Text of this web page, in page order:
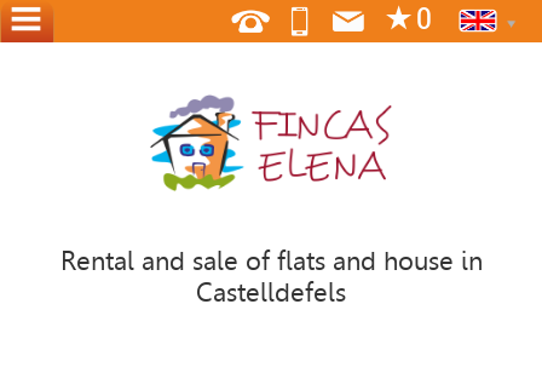
Rental and sale of flats and house in
Castelldefels
ARE